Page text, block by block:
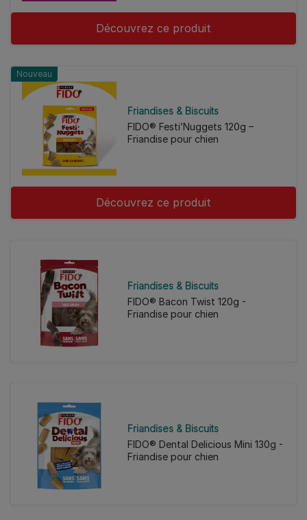
Découvrez ce produit
Nouveau
Friandises & Biscuits
FIDO® Festi’Nuggets 120g –
Friandise pour chien
Découvrez ce produit
Friandises & Biscuits
FIDO® Bacon Twist 120g -
Friandise pour chien
Friandises & Biscuits
FIDO® Dental Delicious Mini 130g -
Friandise pour chien